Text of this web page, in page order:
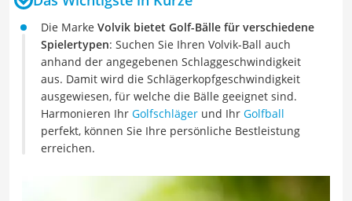
Die Marke Volvik bietet Golf-Bälle für verschiedene
Spielertypen: Suchen Sie Ihren Volvik-Ball auch
anhand der angegebenen Schlaggeschwindigkeit
aus. Damit wird die Schlägerkopfgeschwindigkeit
ausgewiesen, für welche die Bälle geeignet sind.
Harmonieren Ihr Golfschläger und Ihr Golfball
perfekt, können Sie Ihre persönliche Bestleistung
erreichen.